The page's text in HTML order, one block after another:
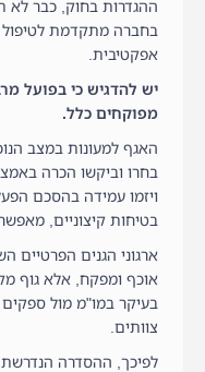
ההגדרות בחוק, כבר לא
בחברה מתקדמת לטיפול
אפקטיבית.
יש להדגיש כי בפועל
מפוקחים כלל.
האגף למעונות במצב
בחרו וביקשו הכרה
ויזמו עמידה בהסכם
בטיחות קיצוניים,
ארגוני הגנים הפרטיים
אוכף ומפקח, אלא גוף
בעיקר במו"מ מול
צוותים.
לפיכך, ההסדרה הנדרשת